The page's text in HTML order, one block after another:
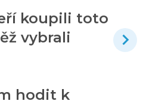
koupili toto
vybrali
hodit k